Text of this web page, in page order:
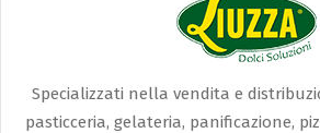
Specializzati nella vendita e
pasticceria, gelateria, panificazione,